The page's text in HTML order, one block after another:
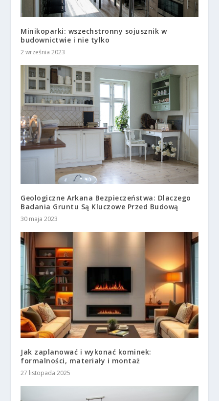
Minikoparki: wszechstronny sojusznik w
budownictwie i nie tylko
2 września 2023
Geologiczne Arkana Bezpieczeństwa: Dlaczego
Badania Gruntu Są Kluczowe Przed Budową
30 maja 2023
Jak zaplanować i wykonać kominek:
formalności, materiały i montaż
27 listopada 2025